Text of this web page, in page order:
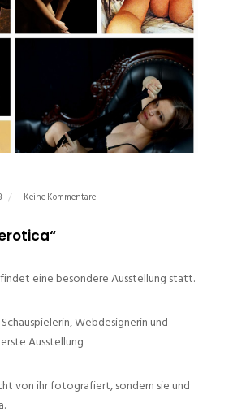
Keine Kommentare
eine besondere Ausstellung statt.
Webdesignerin und
Ausstellung
von ihr fotografiert, sondern sie und